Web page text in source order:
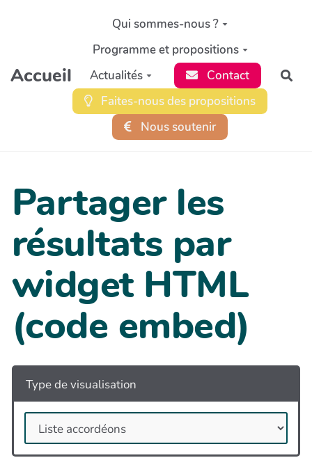
Aller au contenu principal
Accueil
Qui sommes-nous ?
Programme et propositions
Actualités
Contact
Faites-nous des propositions
Nous soutenir
Partager les
résultats par
widget HTML
(code embed)
Type de visualisation